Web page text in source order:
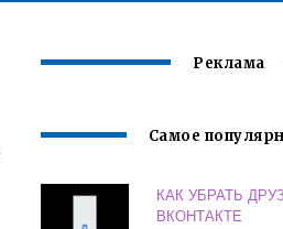
Реклама
Самое
КАК УБРАТЬ
ВКОНТАКТЕ